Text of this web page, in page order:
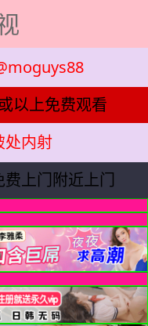
以上免费观看
处内射
费上门附近上门